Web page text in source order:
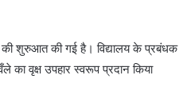
की शुरुआत की गई है। विद्यालय के प्रबंधक
वृक्ष उपहार स्वरूप प्रदान किया